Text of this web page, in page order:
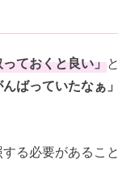
ておくと良い」と
んばっていたなぁ」
る必要があること